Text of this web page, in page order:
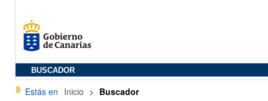
BUSCADOR
Estás en Inicio > Buscador